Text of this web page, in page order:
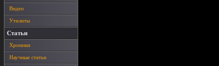
Видео
Утилиты
Статьи
Хроники
Научные статьи